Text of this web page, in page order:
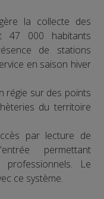
la collecte des
47 000 habitants
de stations
en saison hiver
régie sur des points
du territoire
par lecture de
permettant
Le
ce système.